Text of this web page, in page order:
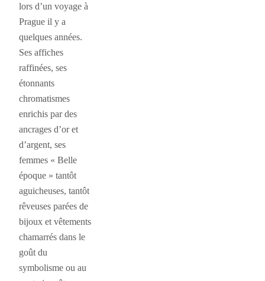
lors d’un voyage à
Prague il y a
quelques années.
Ses affiches
raffinées, ses
étonnants
chromatismes
enrichis par des
ancrages d’or et
d’argent, ses
femmes « Belle
époque » tantôt
aguicheuses, tantôt
rêveuses parées de
bijoux et vêtements
chamarrés dans le
goût du
symbolisme ou au